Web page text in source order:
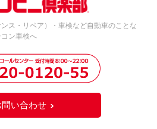
ス・リペア）・車検など自動車のことな
ン車検へ
問い合わせ